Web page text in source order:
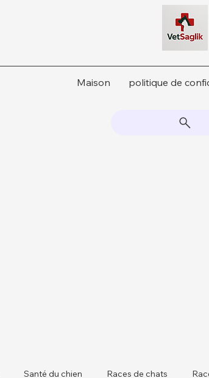
Maison politique de
Santé du chien Races de chats